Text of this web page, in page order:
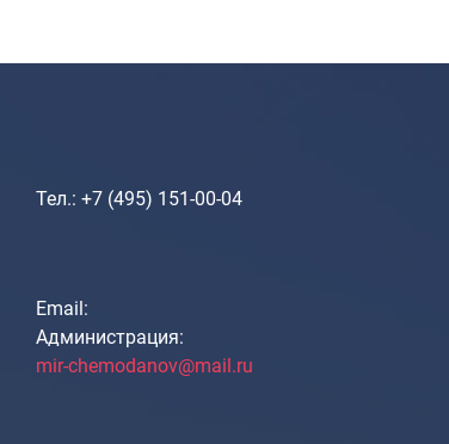
Сумки для ноутбуков
Рюкзаки
Рюкзаки городские
Тел.: +7 (495) 151-00-04
Email:
Администрация:
mir-chemodanov@mail.ru